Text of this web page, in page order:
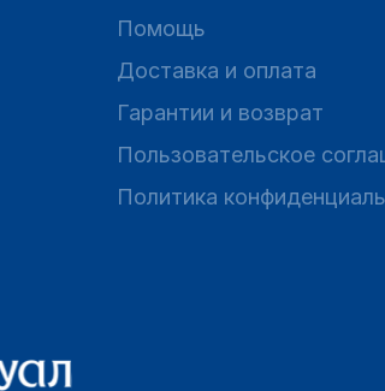
Помощь
Доставка и оплата
Гарантии и возврат
Пользовательское
Политика